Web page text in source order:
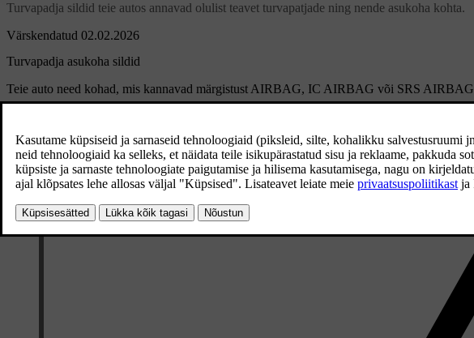
Värskendatud 02.02.2026
Turvapadja sildid teie autos annavad olulist teavet turvapatjade ning nende asukoha kohta.
Turvapadja asukoha sildid
Teie auto need kohad, mis kannavad märgistust AIRBAG, IC AIRBAG või SRS AIRBAG